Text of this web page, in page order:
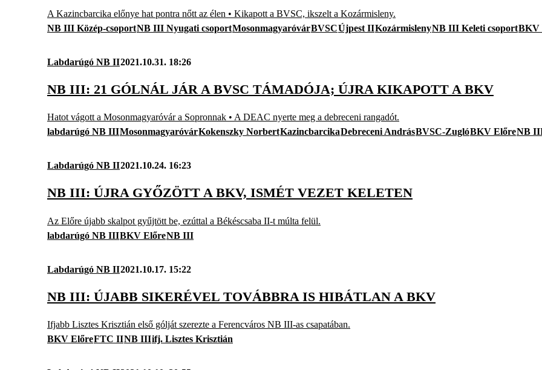
A Kazincbarcika előnye hat pontra nőtt az élen • Kikapott a BVSC, ikszelt a Kozármisleny.
NB III Közép-csoportNB III Nyugati csoportMosonmagyaróvárBVSCÚjpest IIKozármislenyNB III Keleti csoportBKV
Labdarúgó NB II2021.10.31. 18:26
NB III: 21 GÓLNÁL JÁR A BVSC TÁMADÓJA; ÚJRA KIKAPOTT A BKV
Hatot vágott a Mosonmagyaróvár a Sopronnak • A DEAC nyerte meg a debreceni rangadót.
labdarúgó NB IIIMosonmagyaróvárKokenszky NorbertKazincbarcikaDebreceni AndrásBVSC-ZuglóBKV ElőreNB
Labdarúgó NB II2021.10.24. 16:23
NB III: ÚJRA GYŐZÖTT A BKV, ISMÉT VEZET KELETEN
Az Előre újabb skalpot gyűjtött be, ezúttal a Békéscsaba II-t múlta felül.
labdarúgó NB IIIBKV ElőreNB III
Labdarúgó NB II2021.10.17. 15:22
NB III: ÚJABB SIKERÉVEL TOVÁBBRA IS HIBÁTLAN A BKV
Ifjabb Lisztes Krisztián első gólját szerezte a Ferencváros NB III-as csapatában.
BKV ElőreFTC IINB IIIifj. Lisztes Krisztián